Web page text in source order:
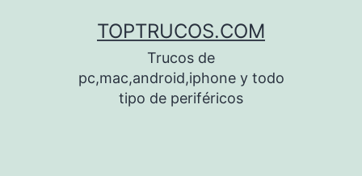
TOPTRUCOS.COM
Trucos de
pc,mac,android,iphone y todo
tipo de periféricos